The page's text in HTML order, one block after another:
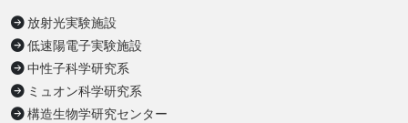
放射光実験施設
低速陽電子実験施設
中性子科学研究系
ミュオン科学研究系
構造生物学研究センター